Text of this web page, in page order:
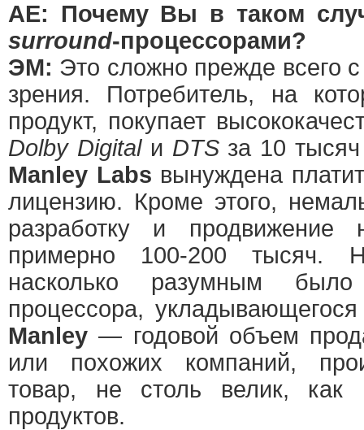
АЕ: Почему Вы в таком
surround-процессорами?
ЭМ: Это сложно прежде всего
зрения. Потребитель, на
продукт, покупает
Dolby Digitalи DTSза 10
Manley Labs вынуждена
лицензию. Кроме этого,
разработку и продвижение
примерно 100-200 тысяч.
насколько разумным
процессора,
Manley — годовой объем
или похожих компаний,
товар, не столь велик, как
продуктов.